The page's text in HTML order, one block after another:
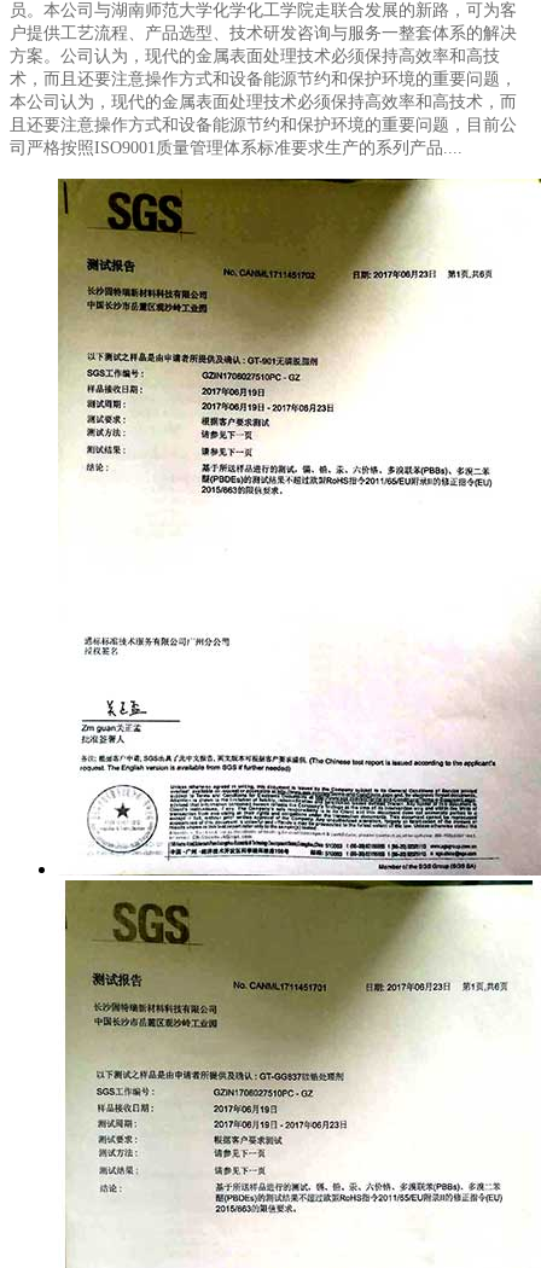
员。本公司与湖南师范大学化学化工学院走联合发展的新路，可为客
户提供工艺流程、产品选型、技术研发咨询与服务一整套体系的解决
方案。公司认为，现代的金属表面处理技术必须保持高效率和高技
术，而且还要注意操作方式和设备能源节约和保护环境的重要问题，
本公司认为，现代的金属表面处理技术必须保持高效率和高技术，而
且还要注意操作方式和设备能源节约和保护环境的重要问题，目前公
司严格按照ISO9001质量管理体系标准要求生产的系列产品....